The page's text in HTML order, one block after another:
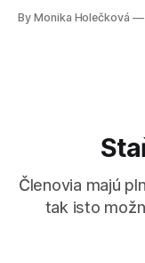
jednoducho preto,
By Monika Holečková
Členovia majú
tak isto